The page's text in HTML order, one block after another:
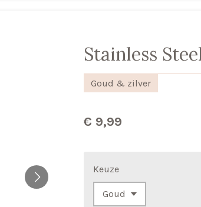
Stainless
Goud & zilver
€ 9,99
Keuze